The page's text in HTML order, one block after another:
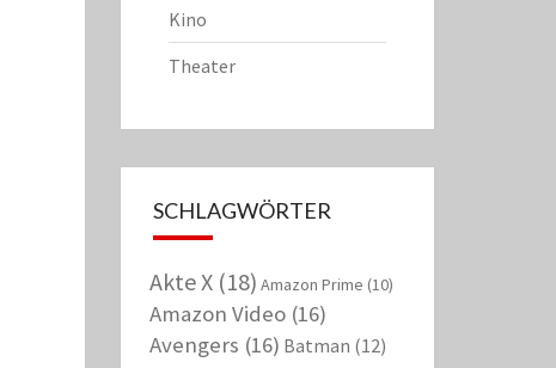
Kino
Theater
SCHLAGWÖRTER
Akte X(18) Amazon Prime (10)
Amazon Video(16)
Avengers (16) Batman (12)